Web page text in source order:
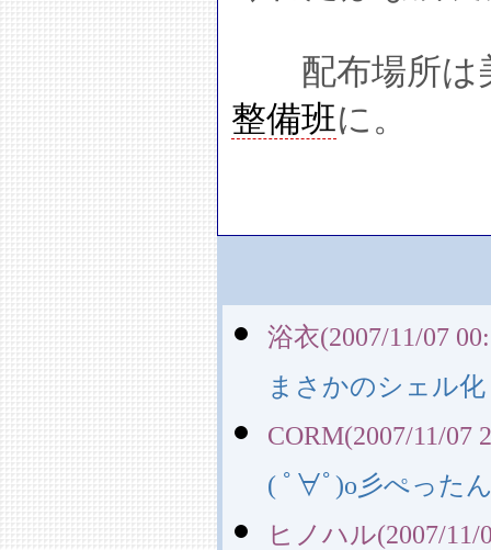
配布場所は美
整備班に。
浴衣(2007/11/07
まさかのシェル
CORM(2007/11/07
( ﾟ∀ﾟ)o彡ぺった
ヒノハル(2007/11/